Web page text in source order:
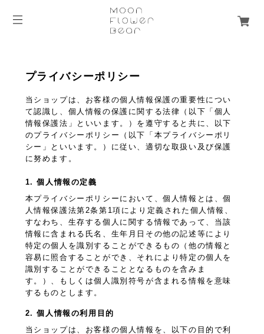
プライバシーポリシー
当ショップは、お客様の個人情報保護の重要性につい
て認識し、個人情報の保護に関する法律（以下「個人
情報保護法」といいます。）を遵守すると共に、以下
のプライバシーポリシー（以下「本プライバシーポリ
シー」といいます。）に従い、適切な取扱い及び保護
に努めます。
1. 個人情報の定義
本プライバシーポリシーにおいて、個人情報とは、個
人情報保護法第2条第1項により定義された個人情報、
すなわち、生存する個人に関する情報であって、当該
情報に含まれる氏名、生年月日その他の記述等により
特定の個人を識別することができるもの（他の情報と
容易に照合することができ、それにより特定の個人を
識別することができることとなるものを含みま
す。）、もしくは個人識別符号が含まれる情報を意味
するものとします。
2. 個人情報の利用目的
当ショップは、お客様の個人情報を、以下の目的で利